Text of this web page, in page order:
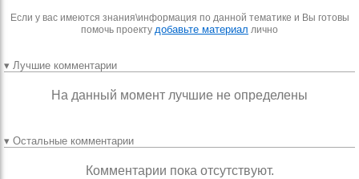
Если у вас имеются знания\информация по данной тематике и Вы готовы
помочь проекту добавьте материал лично
▾ Лучшие комментарии
На данный момент лучшие не определены
▾ Остальные комментарии
Комментарии пока отсутствуют.